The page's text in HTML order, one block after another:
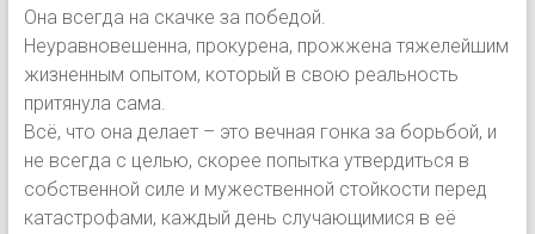
Она всегда на скачке за победой.
Неуравновешенна, прокурена, прожжена тяжелейшим
жизненным опытом, который в свою реальность
притянула сама.
Всё, что она делает – это вечная гонка за борьбой, и
не всегда с целью, скорее попытка утвердиться в
собственной силе и мужественной стойкости перед
катастрофами, каждый день случающимися в её